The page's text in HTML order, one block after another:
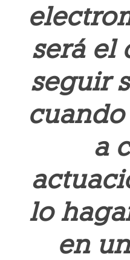
será el
seguir
a
lo
en